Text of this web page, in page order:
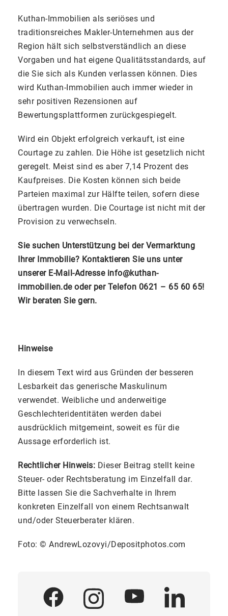
Kuthan-Immobilien als seriöses und
traditionsreiches Makler-Unternehmen aus der
Region hält sich selbstverständlich an diese
Vorgaben und hat eigene Qualitätsstandards, auf
die Sie sich als Kunden verlassen können. Dies
wird Kuthan-Immobilien auch immer wieder in
sehr positiven Rezensionen auf
Bewertungsplattformen zurückgespiegelt.
Wird ein Objekt erfolgreich verkauft, ist eine
Courtage zu zahlen. Die Höhe ist gesetzlich nicht
geregelt. Meist sind es aber 7,14 Prozent des
Kaufpreises. Die Kosten können sich beide
Parteien maximal zur Hälfte teilen, sofern diese
übertragen wurden. Die Courtage ist nicht mit der
Provision zu verwechseln.
Sie suchen Unterstützung bei der Vermarktung
Ihrer Immobilie? Kontaktieren Sie uns unter
unserer E-Mail-Adresse info@kuthan-
immobilien.de oder per Telefon 0621 – 65 60 65!
Wir beraten Sie gern.
Hinweise
In diesem Text wird aus Gründen der besseren
Lesbarkeit das generische Maskulinum
verwendet. Weibliche und anderweitige
Geschlechteridentitäten werden dabei
ausdrücklich mitgemeint, soweit es für die
Aussage erforderlich ist.
Rechtlicher Hinweis: Dieser Beitrag stellt keine
Steuer- oder Rechtsberatung im Einzelfall dar.
Bitte lassen Sie die Sachverhalte in Ihrem
konkreten Einzelfall von einem Rechtsanwalt
und/oder Steuerberater klären.
Foto: © AndrewLozovyi/Depositphotos.com